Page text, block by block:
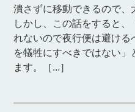
潰さずに移動できるので、
しかし、この話をすると
れないので夜行便は避け
を犠牲にすべきではない
ます。［...］